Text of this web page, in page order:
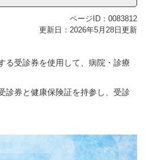
ページID：0083812
更新日：2026年5月28日更新
る受診券を使用して、病院・診療
診券と健康保険証を持参し、受診